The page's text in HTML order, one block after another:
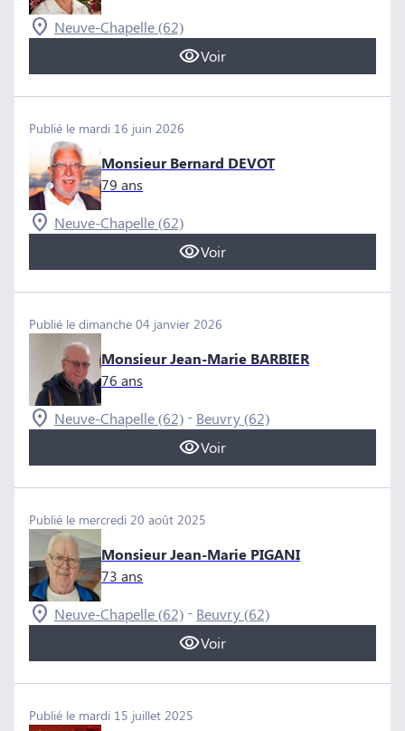
Neuve-Chapelle (62)
Voir
Publié le mardi 16 juin 2026
Monsieur Bernard DEVOT
79 ans
Neuve-Chapelle (62)
Voir
Publié le dimanche 04 janvier 2026
Monsieur Jean-Marie BARBIER
76 ans
Neuve-Chapelle (62) - Beuvry (62)
Voir
Publié le mercredi 20 août 2025
Monsieur Jean-Marie PIGANI
73 ans
Neuve-Chapelle (62) - Beuvry (62)
Voir
Publié le mardi 15 juillet 2025